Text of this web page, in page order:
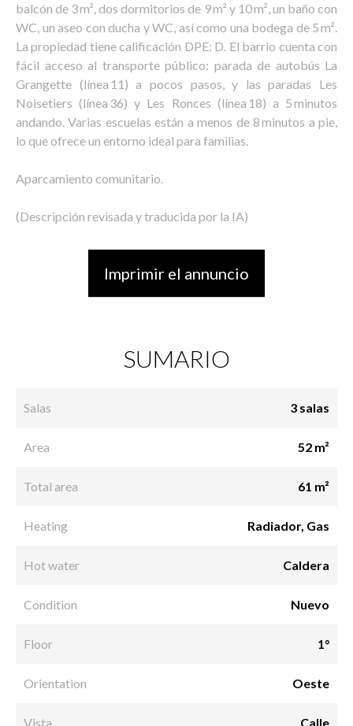
balcón de 3 m², dos dormitorios de 9 m² y 10 m², un baño con
WC, un aseo con ducha y WC, así como una bodega de 5 m².
La propiedad tiene calificación DPE: D. El barrio cuenta con
fácil acceso al transporte público: parada de autobús La
Grangette (línea 11) a pocos pasos, y las paradas Les
Noisetiers (línea 36) y Les Ronces (línea 18) a 5 minutos
andando. Varias escuelas están a menos de 8 minutos a pie,
lo que ofrece un entorno ideal para familias.
Aparcamiento comunitario.
(Descripción revisada y traducida por la IA)
Imprimir el annuncio
SUMARIO
Salas 3 salas
Area 52 m²
Total area 61 m²
Heating Radiador, Gas
Hot water Caldera
Condition Nuevo
Floor 1°
Orientation Oeste
Vista Calle